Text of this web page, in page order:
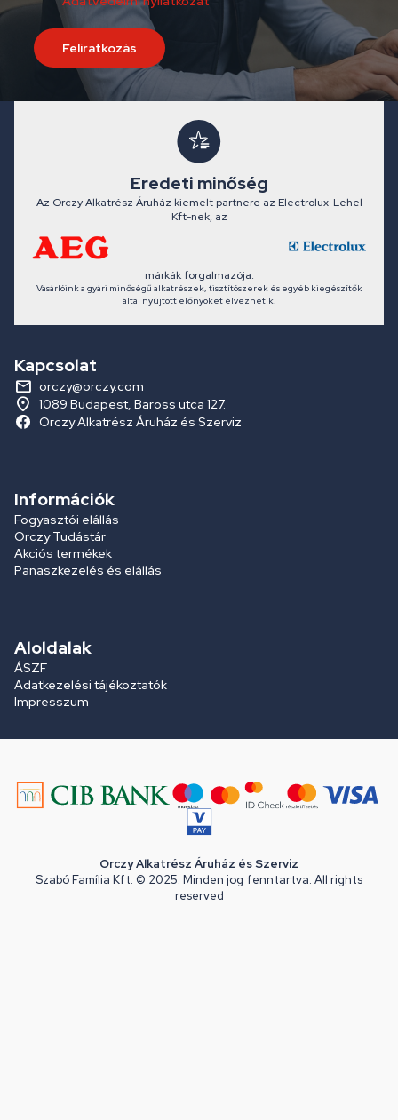
Feliratkozás
Eredeti minőség
Az Orczy Alkatrész Áruház kiemelt partnere az Electrolux-Lehel
Kft-nek, az
márkák forgalmazója.
Vásárlóink a gyári minőségű alkatrészek, tisztítószerek és egyéb kiegészítők
által nyújtott előnyöket élvezhetik.
Kapcsolat
orczy@orczy.com
1089 Budapest, Baross utca 127.
Orczy Alkatrész Áruház és Szerviz
Információk
Fogyasztói elállás
Orczy Tudástár
Akciós termékek
Panaszkezelés és elállás
Aloldalak
ÁSZF
Adatkezelési tájékoztatók
Impresszum
Orczy Alkatrész Áruház és Szerviz
Szabó Família Kft. © 2025. Minden jog fenntartva. All rights
reserved